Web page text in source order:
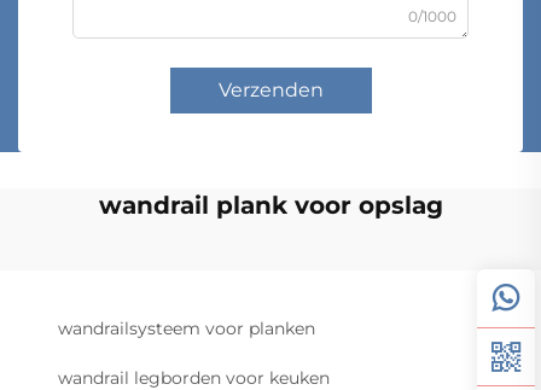
0/1000
Verzenden
wandrail plank voor opslag
wandrailsysteem voor planken
wandrail legborden voor keuken